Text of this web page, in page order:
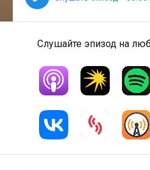
Слушайте эпизод на